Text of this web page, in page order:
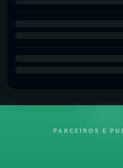
PARCEIROS E